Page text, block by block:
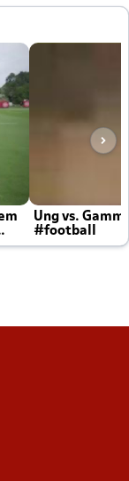
Ung vs.
#football